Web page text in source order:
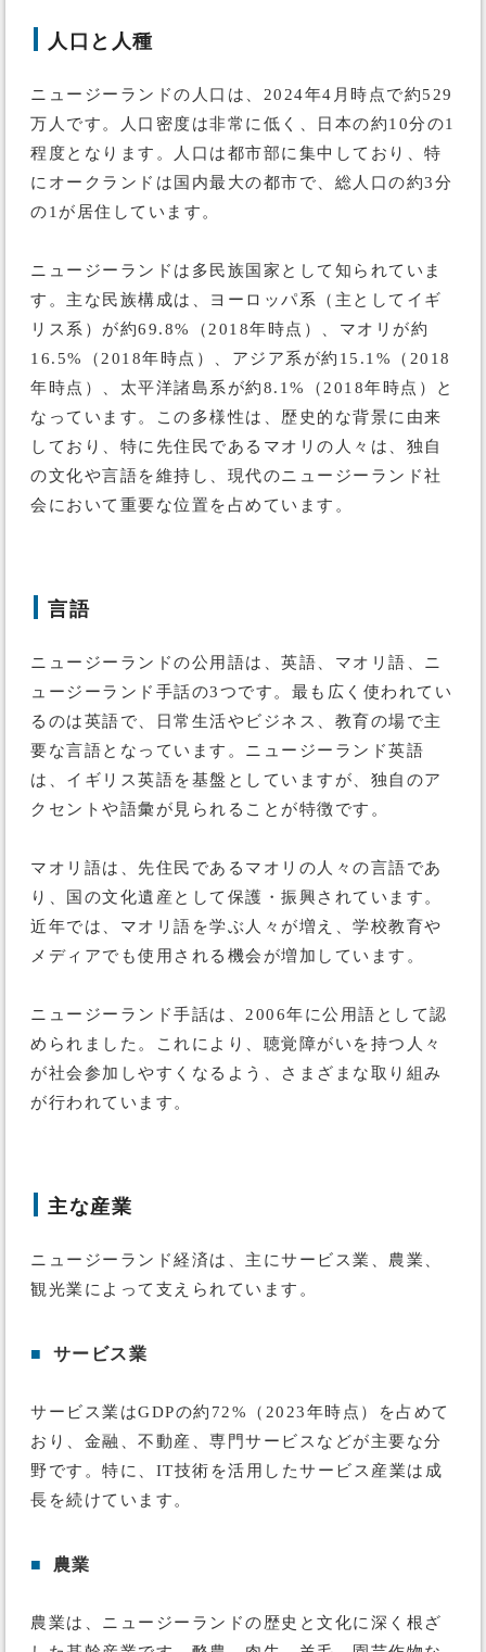
人口と人種
ニュージーランドの人口は、2024年4月時点で約529
万人です。人口密度は非常に低く、日本の約10分の1
程度となります。人口は都市部に集中しており、特
にオークランドは国内最大の都市で、総人口の約3分
の1が居住しています。
ニュージーランドは多民族国家として知られていま
す。主な民族構成は、ヨーロッパ系（主としてイギ
リス系）が約69.8%（2018年時点）、マオリが約
16.5%（2018年時点）、アジア系が約15.1%（2018
年時点）、太平洋諸島系が約8.1%（2018年時点）と
なっています。この多様性は、歴史的な背景に由来
しており、特に先住民であるマオリの人々は、独自
の文化や言語を維持し、現代のニュージーランド社
会において重要な位置を占めています。
言語
ニュージーランドの公用語は、英語、マオリ語、ニ
ュージーランド手話の3つです。最も広く使われてい
るのは英語で、日常生活やビジネス、教育の場で主
要な言語となっています。ニュージーランド英語
は、イギリス英語を基盤としていますが、独自のア
クセントや語彙が見られることが特徴です。
マオリ語は、先住民であるマオリの人々の言語であ
り、国の文化遺産として保護・振興されています。
近年では、マオリ語を学ぶ人々が増え、学校教育や
メディアでも使用される機会が増加しています。
ニュージーランド手話は、2006年に公用語として認
められました。これにより、聴覚障がいを持つ人々
が社会参加しやすくなるよう、さまざまな取り組み
が行われています。
主な産業
ニュージーランド経済は、主にサービス業、農業、
観光業によって支えられています。
■ サービス業
サービス業はGDPの約72%（2023年時点）を占めて
おり、金融、不動産、専門サービスなどが主要な分
野です。特に、IT技術を活用したサービス産業は成
長を続けています。
■ 農業
農業は、ニュージーランドの歴史と文化に深く根ざ